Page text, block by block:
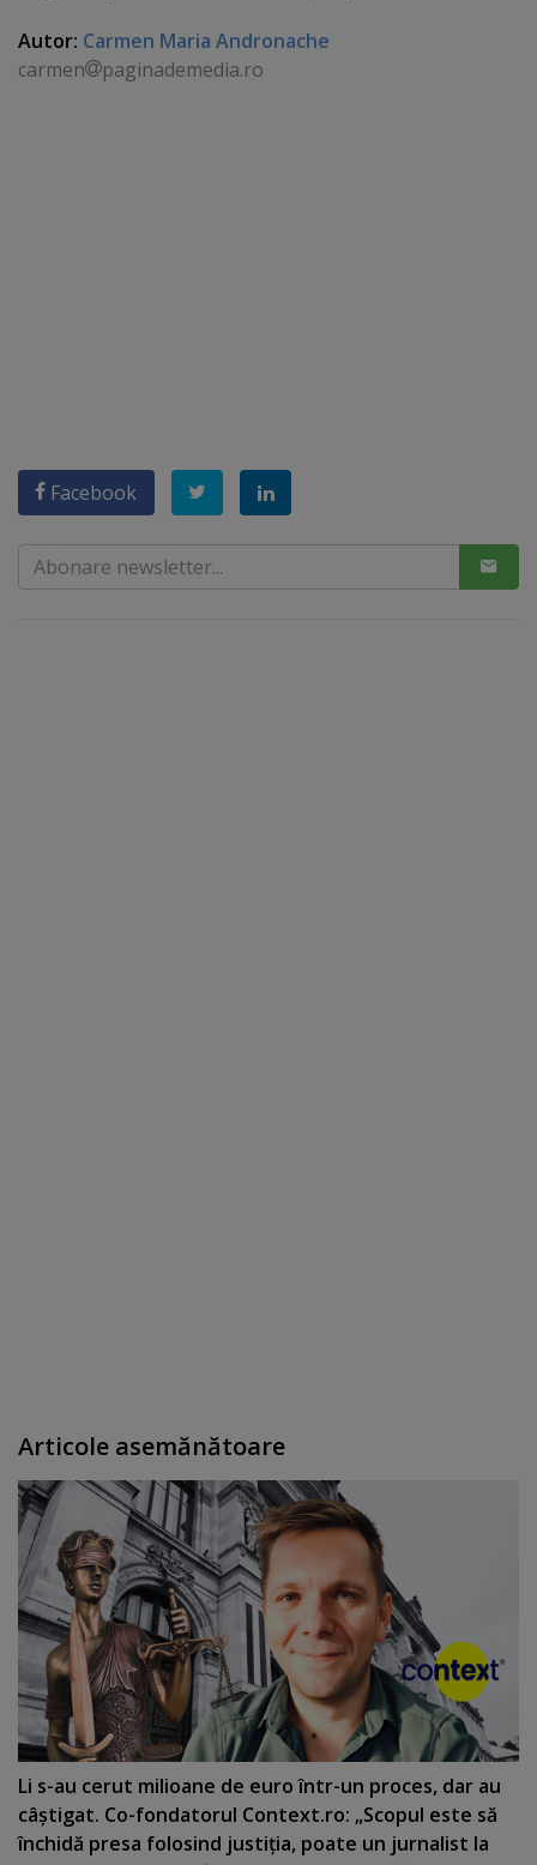
Autor: Carmen Maria Andronache
carmen
paginademedia.ro
Facebook
Articole asemănătoare
Li s-au cerut milioane de euro într-un proces, dar au
câştigat. Co-fondatorul Context.ro: „Scopul este să
închidă presa folosind justiţia, poate un jurnalist la